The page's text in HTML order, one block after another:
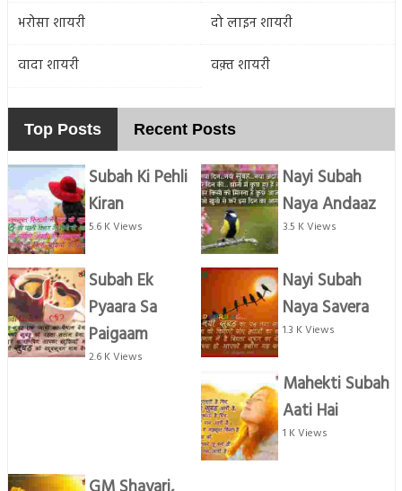
भरोसा शायरी
दो लाइन शायरी
वादा शायरी
वक़्त शायरी
Top Posts Recent Posts
Subah Ki Pehli
Kiran
5.6 K Views
Nayi Subah
Naya Andaaz
3.5 K Views
Subah Ek
Pyaara Sa
Paigaam
2.6 K Views
Nayi Subah
Naya Savera
1.3 K Views
Mahekti Subah
Aati Hai
1 K Views